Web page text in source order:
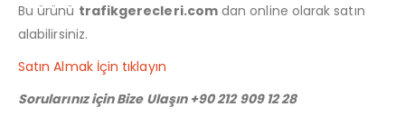
Bu ürünü trafikgerecleri.comdan online olarak satın
alabilirsiniz.
Satın Almak İçin tıklayın
Sorularınız için Bize Ulaşın +90 212 909 12 28